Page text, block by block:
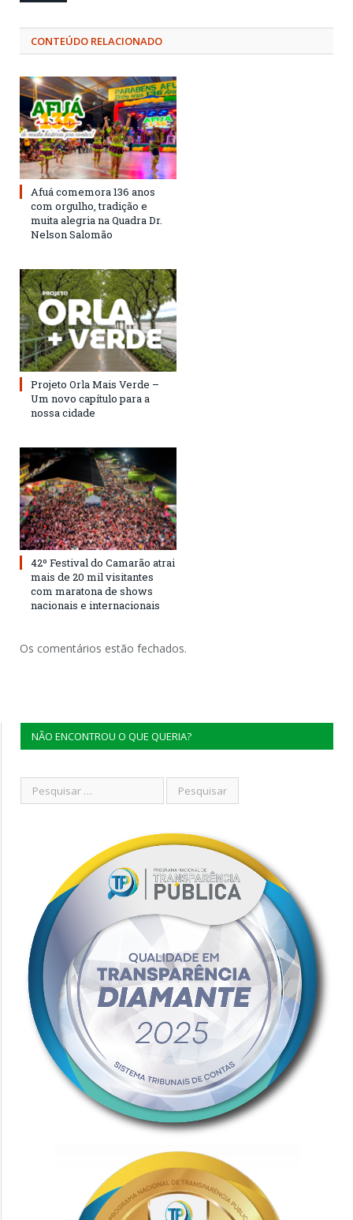
CONTEÚDO RELACIONADO
Afuá comemora 136 anos
com orgulho, tradição e
muita alegria na Quadra Dr.
Nelson Salomão
Projeto Orla Mais Verde –
Um novo capítulo para a
nossa cidade
42º Festival do Camarão atrai
mais de 20 mil visitantes
com maratona de shows
nacionais e internacionais
Os comentários estão fechados.
NÃO ENCONTROU O QUE QUERIA?